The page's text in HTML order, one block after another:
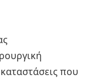
που